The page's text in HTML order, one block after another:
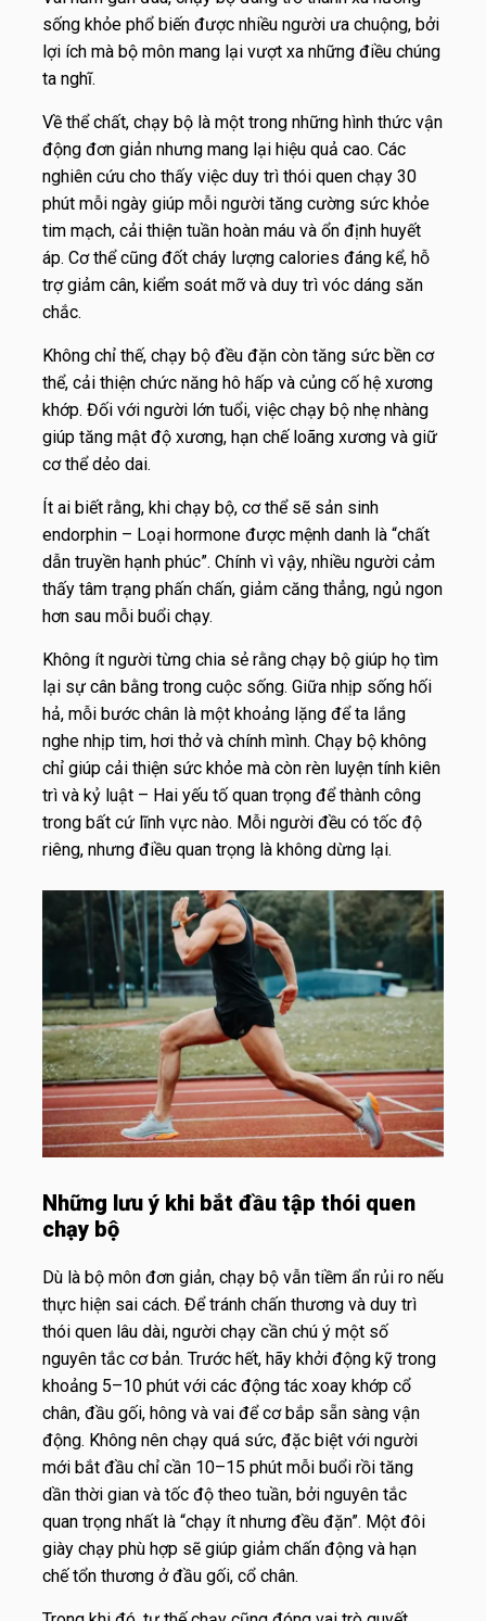
sống khỏe phổ biến được nhiều người ưa chuộng, bởi
lợi ích mà bộ môn mang lại vượt xa những điều chúng
ta nghĩ.
Về thể chất, chạy bộ là một trong những hình thức vận
động đơn giản nhưng mang lại hiệu quả cao. Các
nghiên cứu cho thấy việc duy trì thói quen chạy 30
phút mỗi ngày giúp mỗi người tăng cường sức khỏe
tim mạch, cải thiện tuần hoàn máu và ổn định huyết
áp. Cơ thể cũng đốt cháy lượng calories đáng kể, hỗ
trợ giảm cân, kiểm soát mỡ và duy trì vóc dáng săn
chắc.
Không chỉ thế, chạy bộ đều đặn còn tăng sức bền cơ
thể, cải thiện chức năng hô hấp và củng cố hệ xương
khớp. Đối với người lớn tuổi, việc chạy bộ nhẹ nhàng
giúp tăng mật độ xương, hạn chế loãng xương và giữ
cơ thể dẻo dai.
Ít ai biết rằng, khi chạy bộ, cơ thể sẽ sản sinh
endorphin – Loại hormone được mệnh danh là “chất
dẫn truyền hạnh phúc”. Chính vì vậy, nhiều người cảm
thấy tâm trạng phấn chấn, giảm căng thẳng, ngủ ngon
hơn sau mỗi buổi chạy.
Không ít người từng chia sẻ rằng chạy bộ giúp họ tìm
lại sự cân bằng trong cuộc sống. Giữa nhịp sống hối
hả, mỗi bước chân là một khoảng lặng để ta lắng
nghe nhịp tim, hơi thở và chính mình. Chạy bộ không
chỉ giúp cải thiện sức khỏe mà còn rèn luyện tính kiên
trì và kỷ luật – Hai yếu tố quan trọng để thành công
trong bất cứ lĩnh vực nào. Mỗi người đều có tốc độ
riêng, nhưng điều quan trọng là không dừng lại.
Những lưu ý khi bắt đầu tập thói quen
chạy bộ
Dù là bộ môn đơn giản, chạy bộ vẫn tiềm ẩn rủi ro nếu
thực hiện sai cách. Để tránh chấn thương và duy trì
thói quen lâu dài, người chạy cần chú ý một số
nguyên tắc cơ bản. Trước hết, hãy khởi động kỹ trong
khoảng 5–10 phút với các động tác xoay khớp cổ
chân, đầu gối, hông và vai để cơ bắp sẵn sàng vận
động. Không nên chạy quá sức, đặc biệt với người
mới bắt đầu chỉ cần 10–15 phút mỗi buổi rồi tăng
dần thời gian và tốc độ theo tuần, bởi nguyên tắc
quan trọng nhất là “chạy ít nhưng đều đặn”. Một đôi
giày chạy phù hợp sẽ giúp giảm chấn động và hạn
chế tổn thương ở đầu gối, cổ chân.